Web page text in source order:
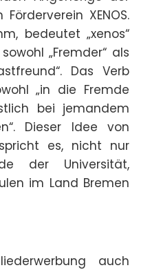
XENOS.
bedeutet „xenos“
„Fremder“ als
Das Verb
„in die Fremde
bei jemandem
Dieser Idee von
es, nicht nur
der Universität,
im Land Bremen
auch